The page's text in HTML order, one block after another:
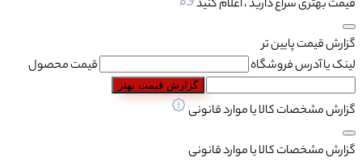
قیمت بهتری سراغ دارید ، اعلام کنید
گزارش قیمت پایین تر
لینک یا آدرس فروشگاه
قیمت محصول
گزارش قیمت بهتر
گزارش مشخصات کالا یا موارد قانونی
گزارش مشخصات کالا یا موارد قانونی